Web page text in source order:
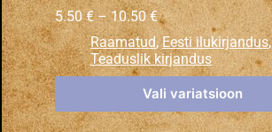
5.50€ – 10.50€
Raamatud,Eesti ilukirjandus,
Teaduslik kirjandus
Vali variatsioon